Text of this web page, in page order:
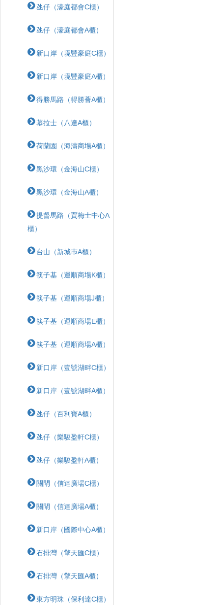
氹仔（濠庭都會C櫃）
氹仔（濠庭都會A櫃）
新口岸（境豐豪庭C櫃）
新口岸（境豐豪庭A櫃）
得勝馬路（得勝薈A櫃）
慕拉士（八達A櫃）
荷蘭園（海濤商場A櫃）
黑沙環（金海山C櫃）
黑沙環（金海山A櫃）
提督馬路（賈梅士中心A
櫃）
台山（新城巿A櫃）
筷子基（運順商場K櫃）
筷子基（運順商場J櫃）
筷子基（運順商場E櫃）
筷子基（運順商場A櫃）
新口岸（壹號湖畔C櫃）
新口岸（壹號湖畔A櫃）
氹仔（百利寶A櫃）
氹仔（樂駿盈軒C櫃）
氹仔（樂駿盈軒A櫃）
關閘（信達廣場C櫃）
關閘（信達廣場A櫃）
新口岸（國際中心A櫃）
石排灣（擎天匯C櫃）
石排灣（擎天匯A櫃）
東方明珠（保利達C櫃）